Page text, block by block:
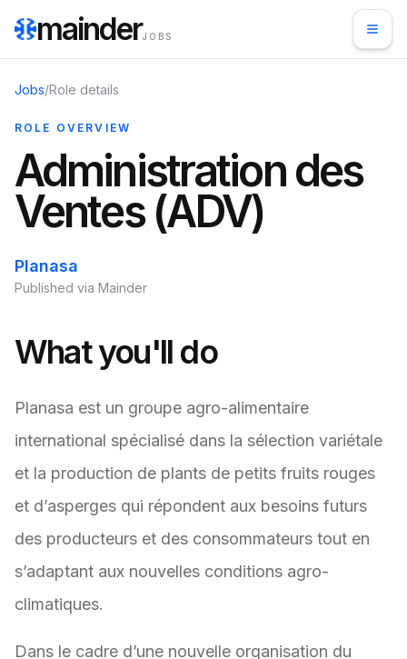
mainderJOBS
Jobs/Role details
ROLE OVERVIEW
Administration des
Ventes (ADV)
Planasa
Published via Mainder
What you'll do
Planasa est un groupe agro-alimentaire
international spécialisé dans la sélection variétale
et la production de plants de petits fruits rouges
et d’asperges qui répondent aux besoins futurs
des producteurs et des consommateurs tout en
s’adaptant aux nouvelles conditions agro-
climatiques.
Dans le cadre d’une nouvelle organisation du